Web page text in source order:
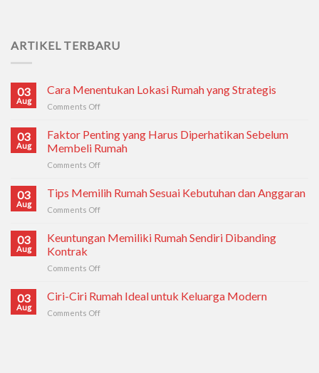
ARTIKEL TERBARU
03
Aug
Cara Menentukan Lokasi Rumah yang Strategis
Comments Off
Menentukan
Lokasi
Rumah
03
Aug
Faktor Penting yang Harus Diperhatikan Sebelum
Membeli Rumah
Comments Off
Penting
Sebelum
03
Aug
Tips Memilih Rumah Sesuai Kebutuhan dan Anggaran
Comments Off
Memilih
Anggaran
03
Aug
Keuntungan Memiliki Rumah Sendiri Dibanding
Kontrak
Comments Off
Memiliki
03
Aug
Ciri-Ciri Rumah Ideal untuk Keluarga Modern
Comments Off